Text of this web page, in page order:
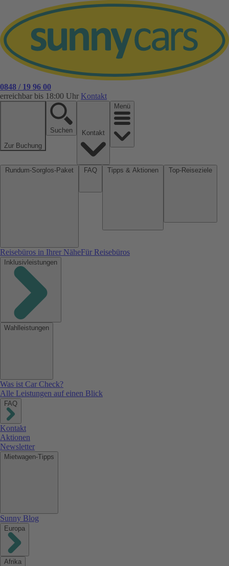
0848 / 19 96 00
erreichbar bis 18:00 Uhr Kontakt
Zur Buchung
Suchen
Menü
Reisebüros in Ihrer NäheFür Reisebüros
Inklusivleistungen
Wahlleistungen
Was ist Car Check?
Alle Leistungen auf einen Blick
FAQ
Kontakt
Aktionen
Newsletter
Mietwagen-Tipps
Sunny Blog
Europa
Afrika